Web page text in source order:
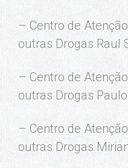
– Centro de
outras Drogas Raul
– Centro de
outras Drogas
– Centro de
outras Drogas